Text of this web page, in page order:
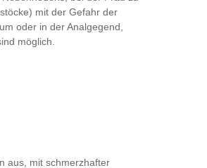
mit der Gefahr der
oder in der Analgegend,
möglich.
aus, mit schmerzhafter